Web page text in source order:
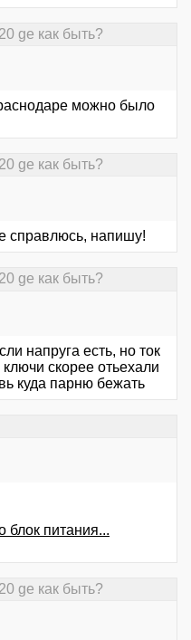
ge как быть?
можно было
ge как быть?
справлюсь, напишу!
ge как быть?
напруга есть, но ток
скорее отьехали
куда парню бежать
питания...
ge как быть?